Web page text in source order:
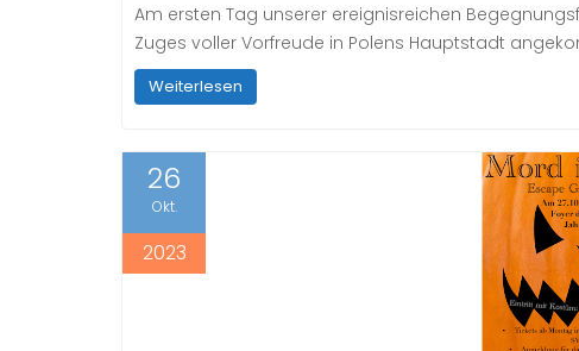
Am ersten Tag unserer ereignisreichen
Zuges voller Vorfreude in Polens Hauptstadt
Weiterlesen
26
Okt.
2023